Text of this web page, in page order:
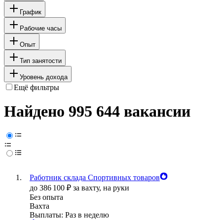
График
Рабочие часы
Опыт
Тип занятости
Уровень дохода
Ещё фильтры
Найдено 995 644 вакансии
Работник склада Спортивных товаров
до 386 100 ₽ за вахту, на руки
Без опыта
Вахта
Выплаты: Раз в неделю